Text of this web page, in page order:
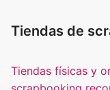
Tiendas de
Tiendas físicas y